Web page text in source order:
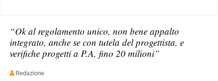
“Ok al regolamento unico, non bene appalto
integrato, anche se con tutela del progettista, e
verifiche progetti a P.A. fino 20 milioni”
Redazione